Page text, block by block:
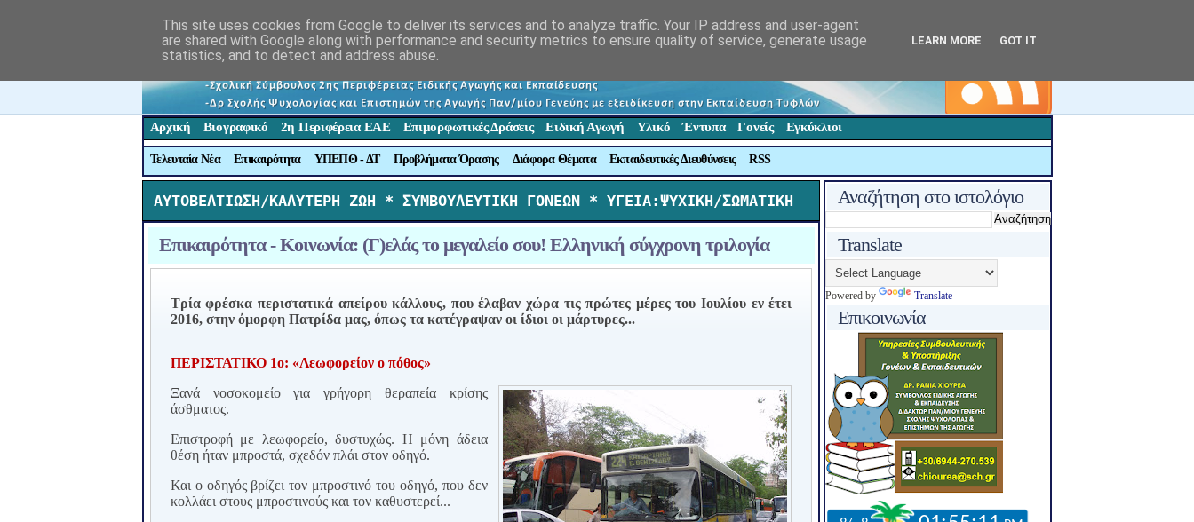
Αρχική Βιογραφικό 2η Περιφέρεια ΕΑΕ Επιμορφωτικές Δράσεις Ειδική Αγωγή Υλικό Έντυπα Γονείς Εγκύκλιοι
Τελευταία Νέα Επικαιρότητα ΥΠΕΠΘ - ΔΤ Προβλήματα Όρασης Διάφορα Θέματα Εκπαιδευτικές Διευθύνσεις RSS
ΑΥΤΟΒΕΛΤΙΩΣΗ/ΚΑΛΥΤΕΡΗ ΖΩΗ * ΣΥΜΒΟΥΛΕΥΤΙΚΗ ΓΟΝΕΩΝ * ΥΓΕΙΑ:ΨΥΧΙΚΗ/ΣΩΜΑΤΙΚΗ
Επικαιρότητα - Κοινωνία: (Γ)ελάς το μεγαλείο σου! Ελληνική σύγχρονη τριλογία
Τρία φρέσκα περιστατικά απείρου κάλλους, που έλαβαν χώρα τις πρώτες μέρες του Ιουλίου εν έτει
2016, στην όμορφη Πατρίδα μας, όπως τα κατέγραψαν οι ίδιοι οι μάρτυρες...
ΠΕΡΙΣΤΑΤΙΚΟ 1ο: «Λεωφορείον ο πόθος»
Ξανά νοσοκομείο για γρήγορη θεραπεία κρίσης
άσθματος.
Επιστροφή με λεωφορείο, δυστυχώς. Η μόνη άδεια
θέση ήταν μπροστά, σχεδόν πλάι στον οδηγό.
Και ο οδηγός βρίζει τον μπροστινό του οδηγό, που δεν
κολλάει στους μπροστινούς και τον καθυστερεί...
Αναζήτηση στο ιστολόγιο
Translate
Powered by Translate
Επικοινωνία
This site uses cookies from Google to deliver its services and to analyze traffic. Your IP address and user-agent
are shared with Google along with performance and security metrics to ensure quality of service, generate usage
statistics, and to detect and address abuse.
LEARN MORE GOT IT